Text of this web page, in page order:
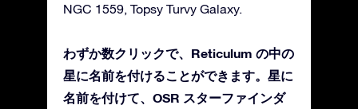
NGC 1559, Topsy Turvy Galaxy.
わずか数クリックで、Reticulum の中の
星に名前を付けることができます。星に
名前を付けて、OSR スターファインダ